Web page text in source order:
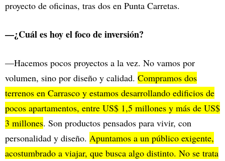
proyecto de oficinas, tras dos en Punta Carretas.
—¿Cuál es hoy el foco de inversión?
—Hacemos pocos proyectos a la vez. No vamos por
volumen, sino por diseño y calidad. Compramos dos
terrenos en Carrasco y estamos desarrollando edificios de
pocos apartamentos, entre US$ 1,5 millones y más de US$
3 millones. Son productos pensados para vivir, con
personalidad y diseño. Apuntamos a un público exigente,
acostumbrado a viajar, que busca algo distinto. No se trata